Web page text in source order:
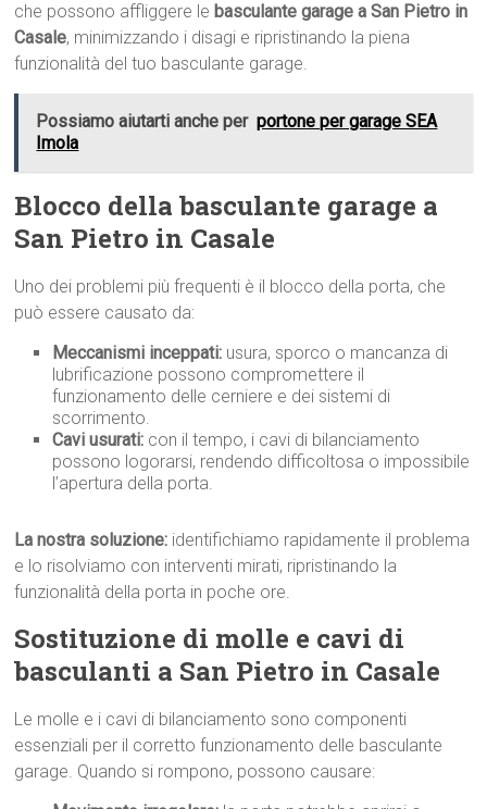
che possono affliggere le basculante garage a San Pietro in
Casale, minimizzando i disagi e ripristinando la piena
funzionalità del tuo basculante garage.
Possiamo aiutarti anche per portone per garage SEA
Imola
Blocco della basculante garage a
San Pietro in Casale
Uno dei problemi più frequenti è il blocco della porta, che
può essere causato da:
Meccanismi inceppati: usura, sporco o mancanza di
lubrificazione possono compromettere il
funzionamento delle cerniere e dei sistemi di
scorrimento.
Cavi usurati: con il tempo, i cavi di bilanciamento
possono logorarsi, rendendo difficoltosa o impossibile
l’apertura della porta.
La nostra soluzione: identifichiamo rapidamente il problema
e lo risolviamo con interventi mirati, ripristinando la
funzionalità della porta in poche ore.
Sostituzione di molle e cavi di
basculanti a San Pietro in Casale
Le molle e i cavi di bilanciamento sono componenti
essenziali per il corretto funzionamento delle basculante
garage. Quando si rompono, possono causare: